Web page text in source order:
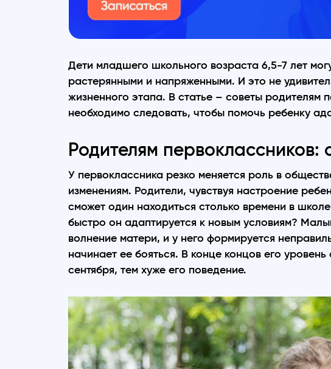
Дети младшего школьного возраста 6,5-7 лет
растерянными и напряженными. И это не
жизненного этапа. В статье – советы родителям
необходимо следовать, чтобы помочь ребенку
Родителям первоклассников:
У первоклассника резко меняется роль в
изменениям. Родители, чувствуя настроение
сможет один находиться столько времени в
быстро он адаптируется к новым условиям?
волнение матери, и у него формируется
начинает ее бояться. В конце концов его
сентября, тем хуже его поведение.